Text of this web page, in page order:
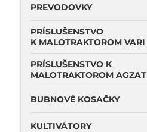
PREVODOVKY
PRÍSLUŠENSTVO
K MALOTRAKTOROM VARI
PRÍSLUŠENSTVO K
MALOTRAKTOROM AGZAT
BUBNOVÉ KOSAČKY
KULTIVÁTORY